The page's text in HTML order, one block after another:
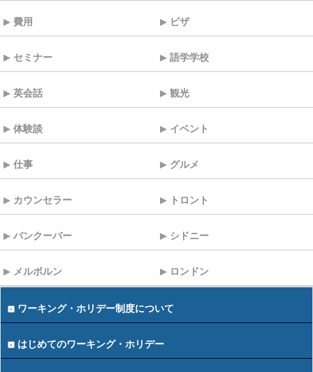
費用 ビザ
セミナー 語学学校
英会話 観光
体験談 イベント
仕事 グルメ
カウンセラー トロント
バンクーバー シドニー
メルボルン ロンドン
ワーキング・ホリデー制度について
はじめてのワーキング・ホリデー